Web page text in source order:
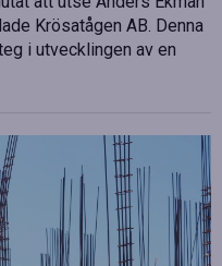
Krösatågen AB. Denna
i utvecklingen av en